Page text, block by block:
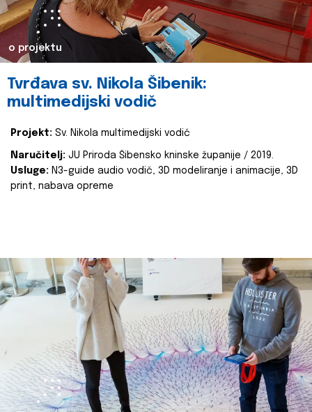
o projektu
Tvrđava sv. Nikola Šibenik:
multimedijski vodič
Projekt: Sv. Nikola multimedijski vodič
Naručitelj: JU Priroda Šibensko kninske županije / 2019.
Usluge: N3-guide audio vodič, 3D modeliranje i animacije, 3D
print, nabava opreme